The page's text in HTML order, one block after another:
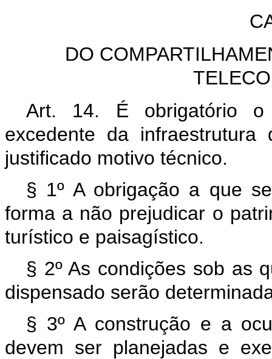
DO
Art. 14. É obrigatório o
excedente da
justificado motivo técnico.
§ 1º A obrigação a que
forma a não prejudicar o
turístico e paisagístico.
§ 2º As condições sob as
dispensado serão
§ 3º A construção e a
devem ser planejadas e